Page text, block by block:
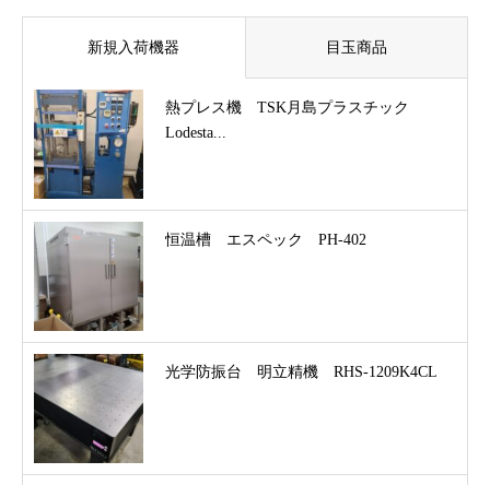
新規入荷機器 目玉商品
熱プレス機 TSK月島プラスチック
Lodesta...
恒温槽 エスペック PH-402
光学防振台 明立精機 RHS-1209K4CL